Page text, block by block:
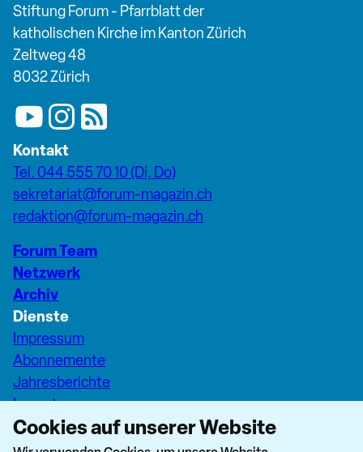
Stiftung Forum - Pfarrblatt der
katholischen Kirche im Kanton Zürich
Zeltweg 48
8032 Zürich
Kontakt
Tel. 044 555 70 10 (Di, Do)
sekretariat@forum-magazin.ch
redaktion@forum-magazin.ch
Forum Team
Netzwerk
Archiv
Dienste
Impressum
Abonnemente
Jahresberichte
Inserate
Pfarreiseiten Stadt Zürich
Dashboard Forum+
Cookies auf unserer Website